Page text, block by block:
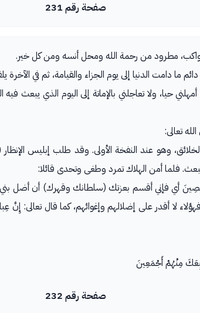
صفحة رقم 231
مطرود من رحمة الله ومحل أنسه ومن كل خير.
ما دامت الدنيا إلى يوم الجزاء والقيامة، ثم في
حيا، ولا تعاجلني بالإماتة إلى اليوم الذي يبعث
تعالى:
وهو عند النفخة الأولى. وقد طلب إبليس
فلما أمن الهلاك تمرد وطغى وتحدى قائلا:
أي فإني أقسم بعزتك (سلطانك وقهرك) أن أضل بني
مِنْهُمْ أَجْمَعِينَ
صفحة رقم 232